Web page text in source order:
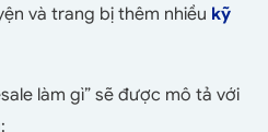
và trang bị thêm nhiều kỹ
làm gì” sẽ được mô tả với